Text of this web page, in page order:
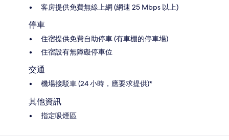
客房提供免費無線上網 (網速 25 Mbps 以上)
停車
住宿提供免費自助停車 (有車棚的停車場)
住宿設有無障礙停車位
交通
機場接駁車 (24 小時，應要求提供)*
其他資訊
指定吸煙區